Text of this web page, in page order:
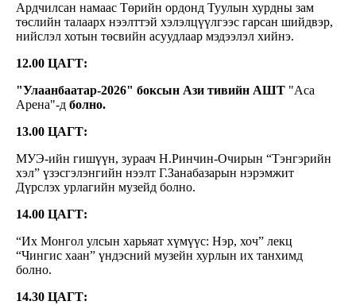
Ардчилсан намаас Төрийн ордонд Туулын хурдны зам
төслийн талаарх нээлттэй хэлэлцүүлгээс гарсан шийдвэр,
нийслэл хотын төсвийн асуудлаар мэдээлэл хийнэ.
12.00 ЦАГТ:
"Улаанбаатар-2026" боксын Ази тивийн АШТ "Аса
Арена"-д болно.
13.00 ЦАГТ:
МУЭ-ийн гишүүн, зураач Н.Ринчин-Очирын “Тэнгэрийн
хэл” үзэсгэлэнгийн нээлт Г.Занабазарын нэрэмжит
Дүрслэх урлагийн музейд болно.
14.00 ЦАГТ:
“Их Монгол улсын харьяат хүмүүс: Нэр, хоч” лекц
“Чингис хаан” үндэсний музейн хурлын их танхимд
болно.
14.30 ЦАГТ: